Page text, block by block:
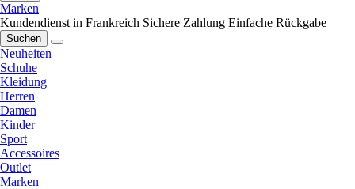
Marken
Kundendienst in Frankreich Sichere Zahlung Einfache Rückgabe
Suchen
Neuheiten
Schuhe
Kleidung
Herren
Damen
Kinder
Sport
Accessoires
Outlet
Marken